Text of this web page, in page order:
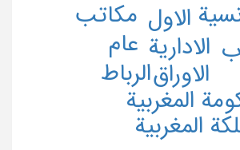
الاداریة
الاوراق
الاول
المغربیة
الرباط
المغربیة
عام
مکاتب